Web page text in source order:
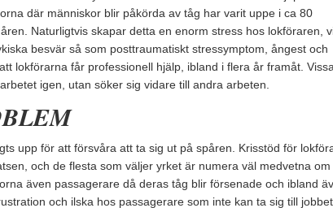
där människor blir påkörda av tåg har varit uppe i ca 80
Naturligtvis skapar detta en enorm stress hos lokföraren,
besvär så som posttraumatiskt stressymptom, ångest och
lokförarna får professionell hjälp, ibland i flera år framåt. Vissa
igen, utan söker sig vidare till andra arbeten.
upp för att försvåra att ta sig ut på spåren. Krisstöd för
och de flesta som väljer yrket är numera väl medvetna om
även passagerare då deras tåg blir försenade och ibland
och ilska hos passagerare som inte kan ta sig till jobbet